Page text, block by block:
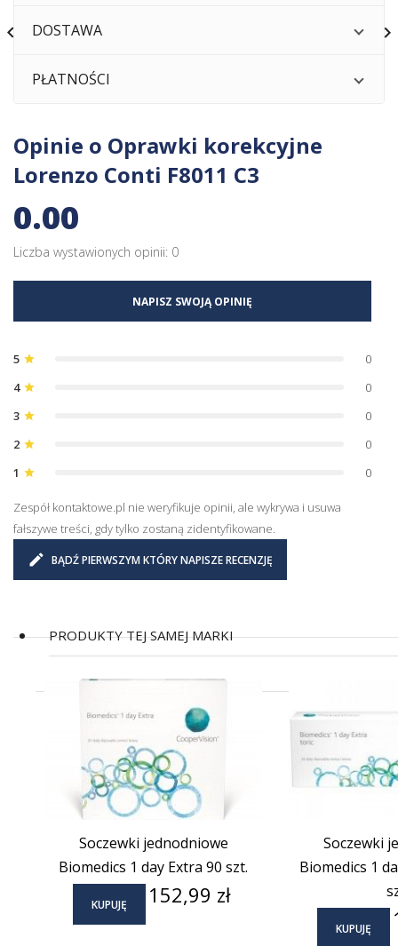
DOSTAWA
PŁATNOŚCI
Opinie o Oprawki korekcyjne
Lorenzo Conti F8011 C3
0.00
Liczba wystawionych opinii: 0
NAPISZ SWOJĄ OPINIĘ
5 star
0
4 star
0
3 star
0
2 star
0
1 star 0
Zespół kontaktowe.pl nie weryfikuje opinii, ale wykrywa i usuwa
fałszywe treści, gdy tylko zostaną zidentyfikowane.
BĄDŹ PIERWSZYM KTÓRY NAPISZE RECENZJĘ
PRODUKTY TEJ SAMEJ MARKI
Soczewki jednodniowe
Biomedics 1 day Extra 90 szt.
KUPUJĘ Cena
152,99 zł
Soczewki
Biomedics 1
KUPUJĘ
 